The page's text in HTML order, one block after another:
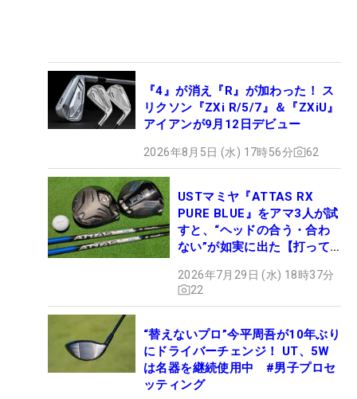
『4』が消え『R』が加わった！ ス
リクソン『ZXi R/5/7』＆『ZXiU』
アイアンが9月12日デビュー
2026年8月5日 (水) 17時56分 62
USTマミヤ『ATTAS RX
PURE BLUE』をアマ3人が試
すと、“ヘッドの合う・合わ
ない”が如実に出た【打って
2026年7月29日 (水) 18時37分
22
“替えないプロ”今平周吾が10年ぶり
にドライバーチェンジ！ UT、5W
は名器を継続使用中 #男子プロセ
ッティング